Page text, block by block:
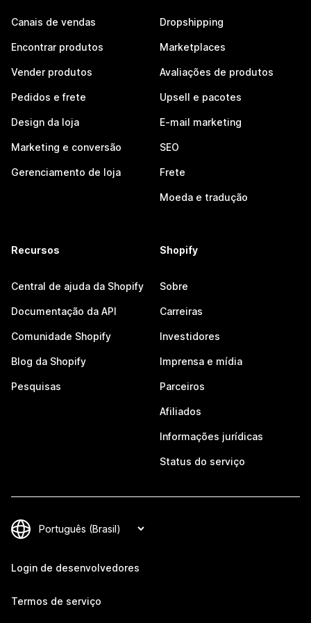
Canais de vendas
Encontrar produtos
Vender produtos
Pedidos e frete
Design da loja
Marketing e conversão
Gerenciamento de loja
Dropshipping
Marketplaces
Avaliações de produtos
Upsell e pacotes
E-mail marketing
SEO
Frete
Moeda e tradução
Recursos
Central de ajuda da Shopify
Documentação da API
Comunidade Shopify
Blog da Shopify
Pesquisas
Shopify
Sobre
Carreiras
Investidores
Imprensa e mídia
Parceiros
Afiliados
Informações jurídicas
Status do serviço
Login de desenvolvedores
Termos de serviço